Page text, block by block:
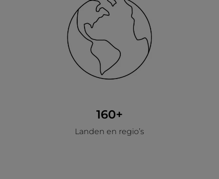
160+
Landen en regio’s